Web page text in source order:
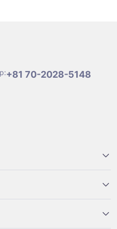
+81 70-2028-5148